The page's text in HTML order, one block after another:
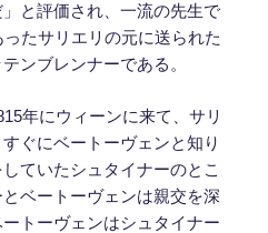
」と評価され、一流の先生で
たサリエリの元に送られた
ンブレンナーである。
年にウィーンに来て、サリ
ぐにベートーヴェンと知り
ていたシュタイナーのとこ
ベートーヴェンは親交を深
トーヴェンはシュタイナー